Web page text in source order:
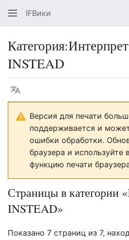
IFВики
Категория:
INSTEAD
Язык
Версия для печати
поддерживается и
ошибки обработки.
браузера и используйте
функцию печати
Страницы в категории
INSTEAD»
Показано 7 страниц из 7,